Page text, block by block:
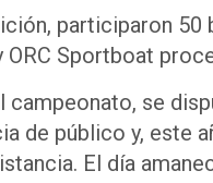
participaron
Sportboat
campeonato, se
de público y, este
El día